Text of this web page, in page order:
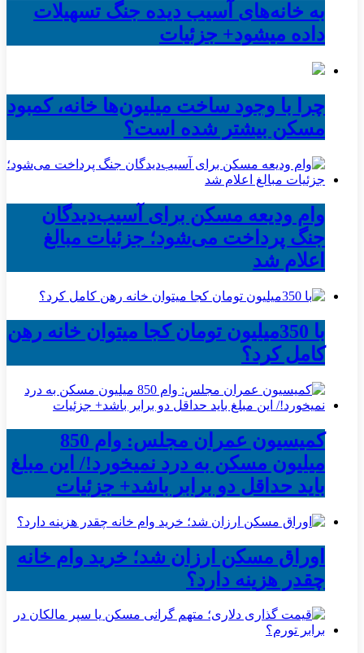
به خانه‌های آسیب دیده جنگ تسهیلات
داده میشود+ جزئیات
چرا با وجود ساخت میلیون‌ها خانه، کمبود
مسکن بیشتر شده است؟
وام ودیعه مسکن برای آسیب‌دیدگان
جنگ پرداخت می‌شود؛ جزئیات مبالغ
اعلام شد
با 350میلیون تومان کجا میتوان خانه رهن
کامل کرد؟
کمیسیون عمران مجلس: وام 850
میلیون مسکن به درد نمیخورد!/ این مبلغ
باید حداقل دو برابر باشد+ جزئیات
اوراق مسکن ارزان شد؛ خرید وام خانه
چقدر هزینه دارد؟